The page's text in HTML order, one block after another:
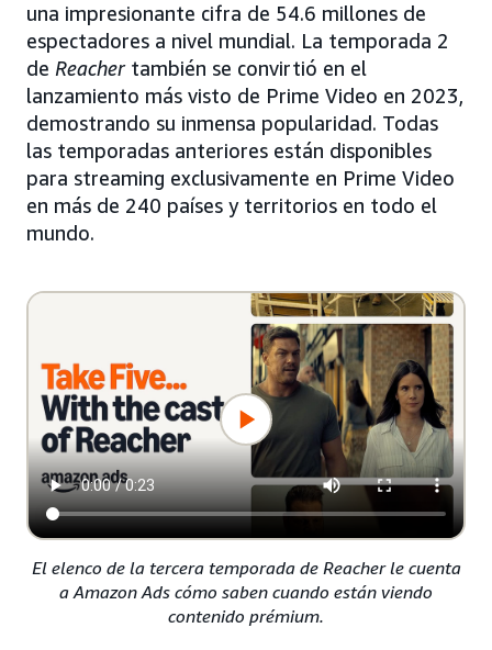
una impresionante cifra de 54.6 millones de
espectadores a nivel mundial. La temporada 2
de Reacher también se convirtió en el
lanzamiento más visto de Prime Video en 2023,
demostrando su inmensa popularidad. Todas
las temporadas anteriores están disponibles
para streaming exclusivamente en Prime Video
en más de 240 países y territorios en todo el
mundo.
El elenco de la tercera temporada de Reacher le cuenta
a Amazon Ads cómo saben cuando están viendo
contenido prémium.